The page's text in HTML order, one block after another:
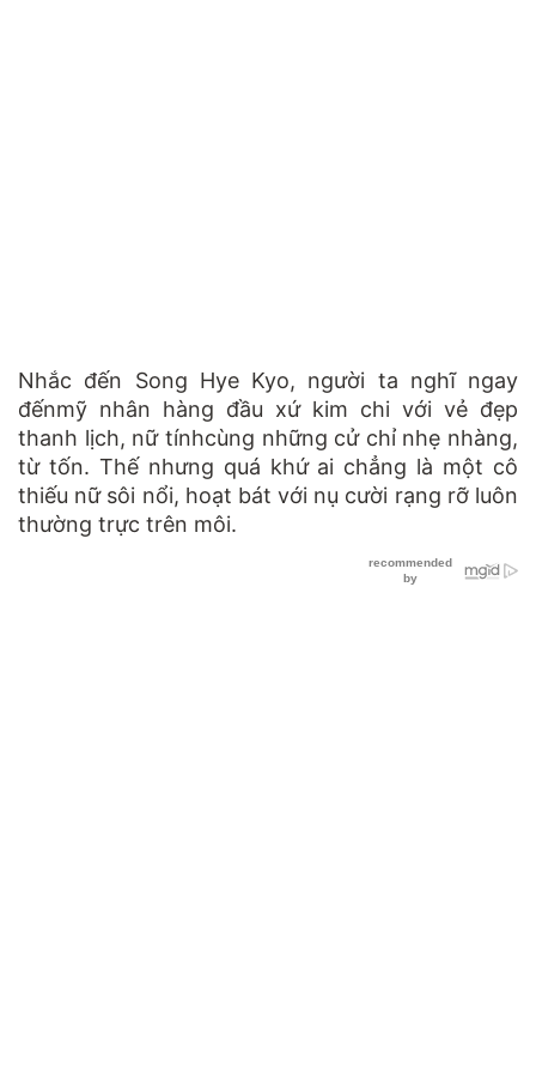
Nhắc đến Song Hye Kyo, người ta nghĩ ngay
đếnmỹ nhân hàng đầu xứ kim chi với vẻ đẹp
thanh lịch, nữ tínhcùng những cử chỉ nhẹ nhàng,
từ tốn. Thế nhưng quá khứ ai chẳng là một cô
thiếu nữ sôi nổi, hoạt bát với nụ cười rạng rỡ luôn
thường trực trên môi.